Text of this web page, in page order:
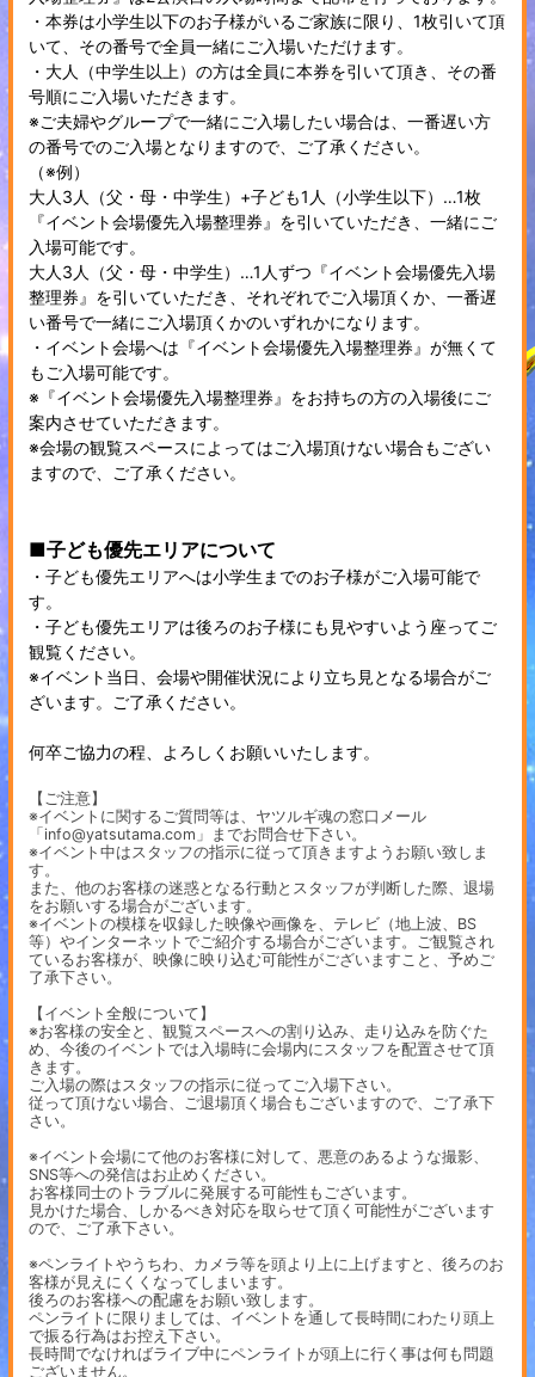
・本券は小学生以下のお子様がいるご家族に限り、1枚引いて頂
いて、その番号で全員一緒にご入場いただけます。
・大人（中学生以上）の方は全員に本券を引いて頂き、その番
号順にご入場いただきます。
※ご夫婦やグループで一緒にご入場したい場合は、一番遅い方
の番号でのご入場となりますので、ご了承ください。
（※例）
大人3人（父・母・中学生）+子ども1人（小学生以下）…1枚
『イベント会場優先入場整理券』を引いていただき、一緒にご
入場可能です。
大人3人（父・母・中学生）…1人ずつ『イベント会場優先入場
整理券』を引いていただき、それぞれでご入場頂くか、一番遅
い番号で一緒にご入場頂くかのいずれかになります。
・イベント会場へは『イベント会場優先入場整理券』が無くて
もご入場可能です。
※『イベント会場優先入場整理券』をお持ちの方の入場後にご
案内させていただきます。
※会場の観覧スペースによってはご入場頂けない場合もござい
ますので、ご了承ください。
■子ども優先エリアについて
・子ども優先エリアへは小学生までのお子様がご入場可能で
す。
・子ども優先エリアは後ろのお子様にも見やすいよう座ってご
観覧ください。
※イベント当日、会場や開催状況により立ち見となる場合がご
ざいます。ご了承ください。
何卒ご協力の程、よろしくお願いいたします。
【ご注意】
※イベントに関するご質問等は、ヤツルギ魂の窓口メール
「info@yatsutama.com」までお問合せ下さい。
※イベント中はスタッフの指示に従って頂きますようお願い致しま
す。
また、他のお客様の迷惑となる行動とスタッフが判断した際、退場
をお願いする場合がございます。
※イベントの模様を収録した映像や画像を、テレビ（地上波、BS
等）やインターネットでご紹介する場合がございます。ご観覧され
ているお客様が、映像に映り込む可能性がございますこと、予めご
了承下さい。
【イベント全般について】
※お客様の安全と、観覧スペースへの割り込み、走り込みを防ぐた
め、今後のイベントでは入場時に会場内にスタッフを配置させて頂
きます。
ご入場の際はスタッフの指示に従ってご入場下さい。
従って頂けない場合、ご退場頂く場合もございますので、ご了承下
さい。
※イベント会場にて他のお客様に対して、悪意のあるような撮影、
SNS等への発信はお止めください。
お客様同士のトラブルに発展する可能性もございます。
見かけた場合、しかるべき対応を取らせて頂く可能性がございます
ので、ご了承下さい。
※ペンライトやうちわ、カメラ等を頭より上に上げますと、後ろのお
客様が見えにくくなってしまいます。
後ろのお客様への配慮をお願い致します。
ペンライトに限りましては、イベントを通して長時間にわたり頭上
で振る行為はお控え下さい。
長時間でなければライブ中にペンライトが頭上に行く事は何も問題
ございません。